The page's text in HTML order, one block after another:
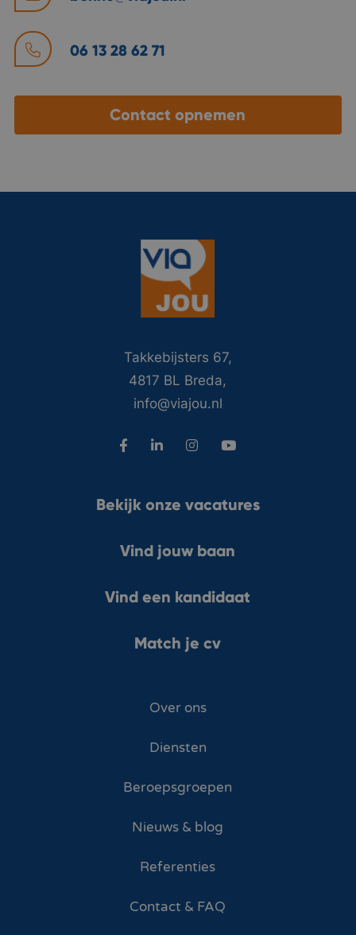
06 13 28 62 71
Contact opnemen
Takkebijsters 67,
4817 BL Breda,
info@viajou.nl
Bekijk onze vacatures
Vind jouw baan
Vind een kandidaat
Match je cv
Over ons
Diensten
Beroepsgroepen
Nieuws & blog
Referenties
Contact & FAQ